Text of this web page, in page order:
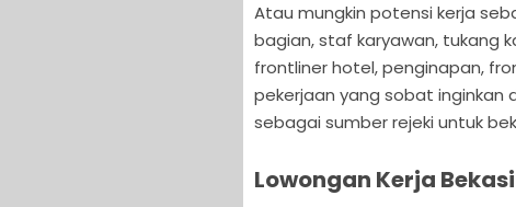
Atau mungkin potensi kerja
bagian, staf karyawan, tukang
frontliner hotel, penginapan,
pekerjaan yang sobat inginkan
sebagai sumber rejeki untuk
Lowongan Kerja